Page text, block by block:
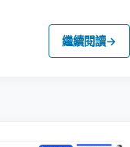
繼續閱讀→